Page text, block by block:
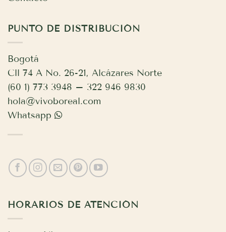
PUNTO DE DISTRIBUCIÓN
Bogotá
Cll 74 A No. 26-21, Alcázares Norte
(60 1) 773 3948 – 322 946 9830
hola@vivoboreal.com
Whatsapp
HORARIOS DE ATENCIÓN